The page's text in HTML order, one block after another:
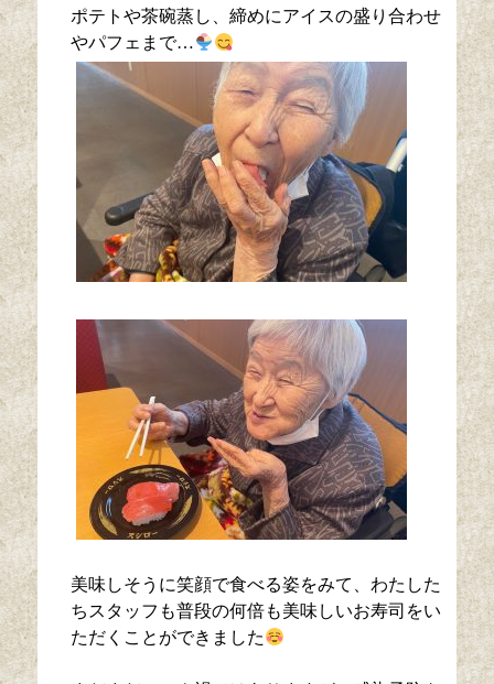
ポテトや茶碗蒸し、締めにアイスの盛り合わせ
やパフェまで…
美味しそうに笑顔で食べる姿をみて、わたした
ちスタッフも普段の何倍も美味しいお寿司をい
ただくことができました